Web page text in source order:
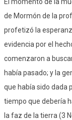
de Mormón de la
profetizó la
evidencia por el
comenzaron a
había pasado; y la
que había sido dada
tiempo que debería
la faz de la tierra (3